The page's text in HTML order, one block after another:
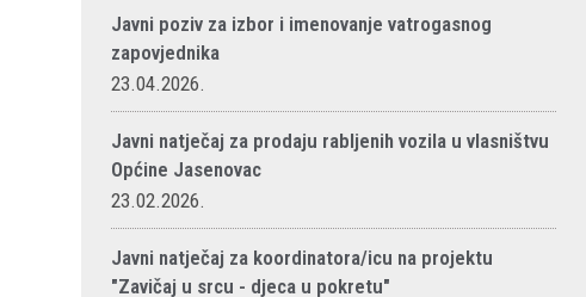
Javni poziv za izbor i imenovanje vatrogasnog
zapovjednika
23.04.2026.
Javni natječaj za prodaju rabljenih vozila u vlasništvu
Općine Jasenovac
23.02.2026.
Javni natječaj za koordinatora/icu na projektu
"Zavičaj u srcu - djeca u pokretu"